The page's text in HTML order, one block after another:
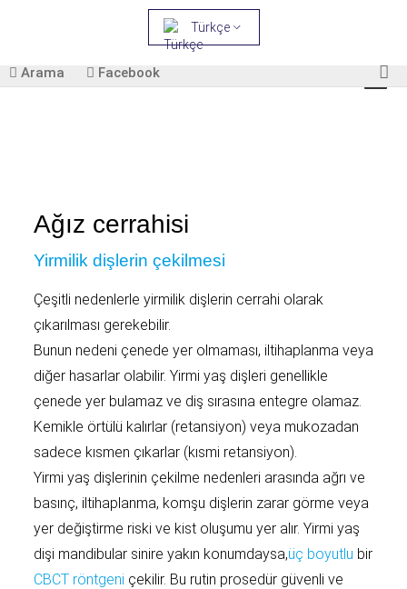
Türkçe
Arama Facebook
Ağız cerrahisi
Yirmilik dişlerin çekilmesi
Çeşitli nedenlerle yirmilik dişlerin cerrahi olarak
çıkarılması gerekebilir.
Bunun nedeni çenede yer olmaması, iltihaplanma veya
diğer hasarlar olabilir. Yirmi yaş dişleri genellikle
çenede yer bulamaz ve diş sırasına entegre olamaz.
Kemikle örtülü kalırlar (retansiyon) veya mukozadan
sadece kısmen çıkarlar (kısmi retansiyon).
Yirmi yaş dişlerinin çekilme nedenleri arasında ağrı ve
basınç, iltihaplanma, komşu dişlerin zarar görme veya
yer değiştirme riski ve kist oluşumu yer alır. Yirmi yaş
dişi mandibular sinire yakın konumdaysa,üç boyutlu bir
CBCT röntgeni çekilir. Bu rutin prosedür güvenli ve